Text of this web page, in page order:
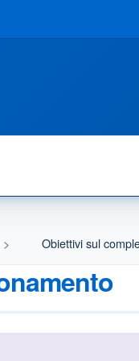
Obiettivi sul